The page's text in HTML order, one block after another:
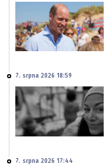
7. srpna 2026 18:59
7. srpna 2026 17:44